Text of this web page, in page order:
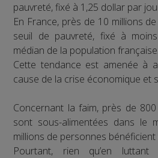
pauvreté, fixé à 1,25 dollar par
En France, près de 10 millions
seuil de pauvreté, fixé à
médian de la population française.
Cette tendance est amenée à
cause de la crise économique et
Concernant la faim, près de
sont sous-alimentées dans le
millions de personnes bénéficient
Pourtant, rien qu’en luttant